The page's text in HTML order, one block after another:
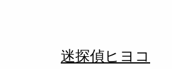
迷探偵ヒヨコ